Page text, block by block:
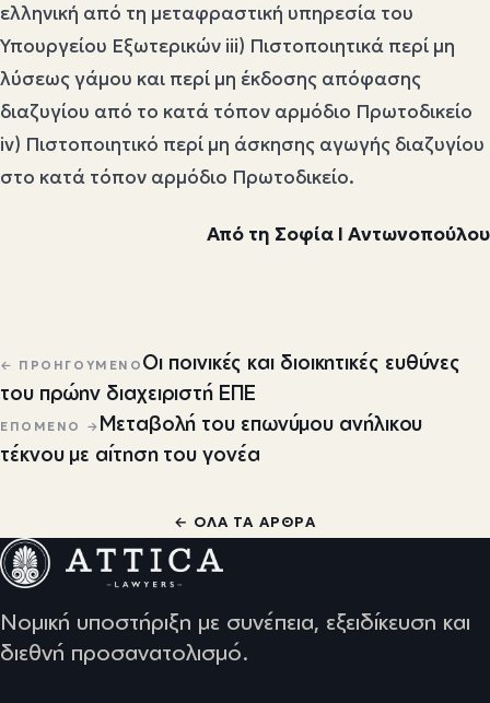
ελληνική από τη μεταφραστική υπηρεσία του
Υπουργείου Εξωτερικών iii) Πιστοποιητικά περί μη
λύσεως γάμου και περί μη έκδοσης απόφασης
διαζυγίου από το κατά τόπον αρμόδιο Πρωτοδικείο
iv) Πιστοποιητικό περί μη άσκησης αγωγής διαζυγίου
στο κατά τόπον αρμόδιο Πρωτοδικείο.
Από τη Σοφία Ι Αντωνοπούλου
Πλοήγηση άρθρων
← ΠΡΟΗΓΟΎΜΕΝΟ Οι ποινικές και διοικητικές ευθύνες
του πρώην διαχειριστή ΕΠΕ
ΕΠΌΜΕΝΟ → Μεταβολή του επωνύμου ανήλικου
τέκνου με αίτηση του γονέα
← ΌΛΑ ΤΑ ΆΡΘΡΑ
Νομική υποστήριξη με συνέπεια, εξειδίκευση και
διεθνή προσανατολισμό.